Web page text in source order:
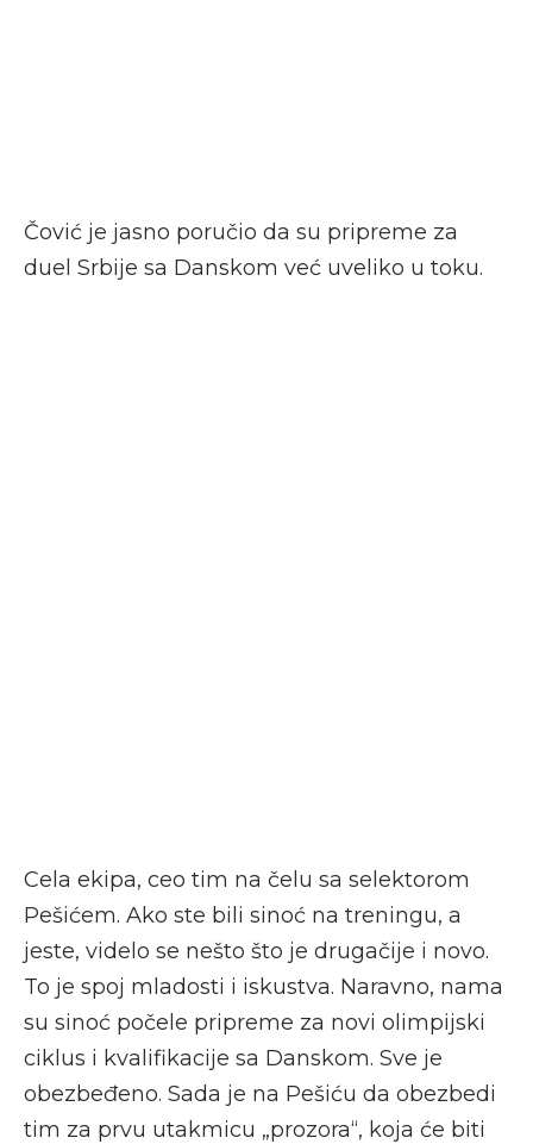
Čović je jasno poručio da su pripreme za
duel Srbije sa Danskom već uveliko u toku.
Cela ekipa, ceo tim na čelu sa selektorom
Pešićem. Ako ste bili sinoć na treningu, a
jeste, videlo se nešto što je drugačije i novo.
To je spoj mladosti i iskustva. Naravno, nama
su sinoć počele pripreme za novi olimpijski
ciklus i kvalifikacije sa Danskom. Sve je
obezbeđeno. Sada je na Pešiću da obezbedi
tim za prvu utakmicu „prozora“, koja će biti